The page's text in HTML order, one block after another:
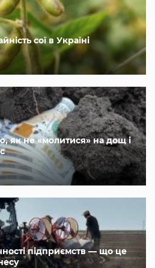
сої в Україні
як не «молитися» на дощ і
підприємств — що це